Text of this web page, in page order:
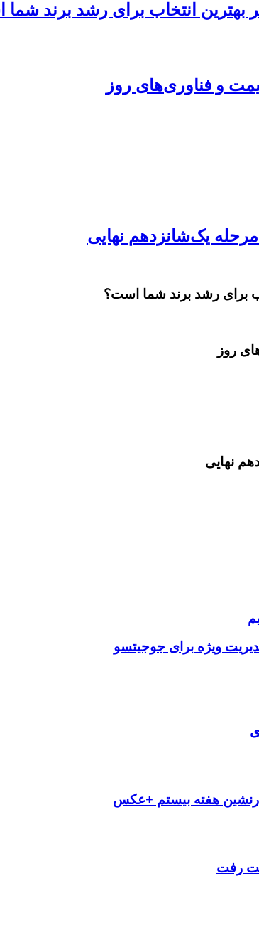
بهترین انتخاب برای رشد برند
و فناوری‌های روز
برای رشد برند شما است؟
روز
ویژه برای جوجیتسو
هفته بیستم +عکس
رفت